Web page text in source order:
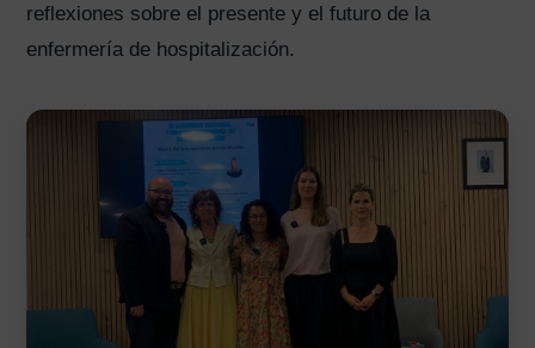
reflexiones sobre el presente y el futuro de la
enfermería de hospitalización.